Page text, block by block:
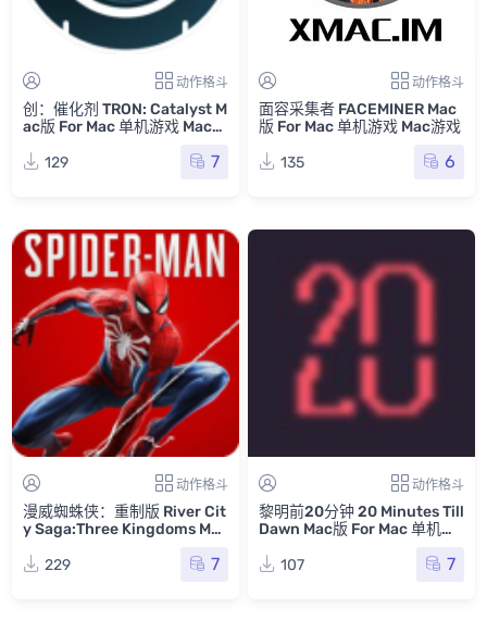
动作格斗
创：催化剂 TRON: Catalyst M
ac版 For Mac 单机游戏 Mac游
129
7
动作格斗
面容采集者 FACEMINER Mac
版 For Mac 单机游戏 Mac游戏
135
6
动作格斗
漫威蜘蛛侠：重制版 River Cit
y Saga:Three Kingdoms Mac
229
7
动作格斗
黎明前20分钟 20 Minutes Till
Dawn Mac版 For Mac 单机游
107
7